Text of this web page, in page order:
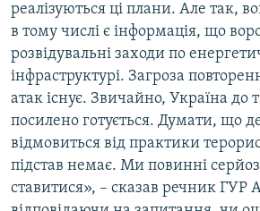
реалізуються ці плани. Але так,
в тому числі є інформація, що
розвідувальні заходи по
інфраструктурі. Загроза
атак існує. Звичайно, Україна до
посилено готується. Думати, що
відмовиться від практики
підстав немає. Ми повинні
ставитися», – сказав речник ГУР